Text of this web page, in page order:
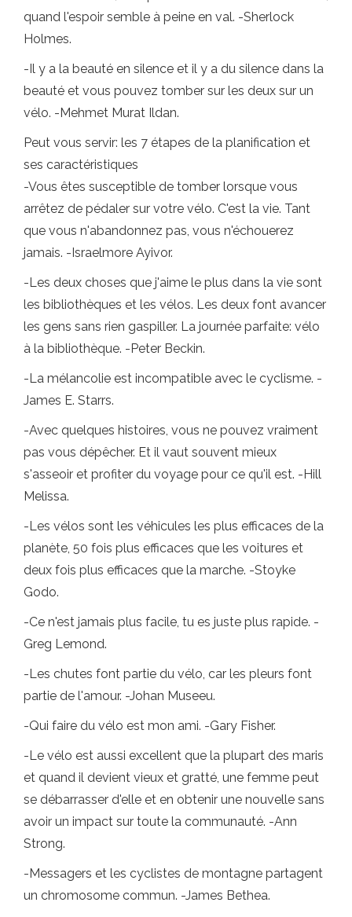
quand l'espoir semble à peine en val. -Sherlock
Holmes.
-Il y a la beauté en silence et il y a du silence dans la
beauté et vous pouvez tomber sur les deux sur un
vélo. -Mehmet Murat Ildan.
Peut vous servir: les 7 étapes de la planification et
ses caractéristiques
-Vous êtes susceptible de tomber lorsque vous
arrêtez de pédaler sur votre vélo. C'est la vie. Tant
que vous n'abandonnez pas, vous n'échouerez
jamais. -Israelmore Ayivor.
-Les deux choses que j'aime le plus dans la vie sont
les bibliothèques et les vélos. Les deux font avancer
les gens sans rien gaspiller. La journée parfaite: vélo
à la bibliothèque. -Peter Beckin.
-La mélancolie est incompatible avec le cyclisme. -
James E. Starrs.
-Avec quelques histoires, vous ne pouvez vraiment
pas vous dépêcher. Et il vaut souvent mieux
s'asseoir et profiter du voyage pour ce qu'il est. -Hill
Melissa.
-Les vélos sont les véhicules les plus efficaces de la
planète, 50 fois plus efficaces que les voitures et
deux fois plus efficaces que la marche. -Stoyke
Godo.
-Ce n'est jamais plus facile, tu es juste plus rapide. -
Greg Lemond.
-Les chutes font partie du vélo, car les pleurs font
partie de l'amour. -Johan Museeu.
-Qui faire du vélo est mon ami. -Gary Fisher.
-Le vélo est aussi excellent que la plupart des maris
et quand il devient vieux et gratté, une femme peut
se débarrasser d'elle et en obtenir une nouvelle sans
avoir un impact sur toute la communauté. -Ann
Strong.
-Messagers et les cyclistes de montagne partagent
un chromosome commun. -James Bethea.